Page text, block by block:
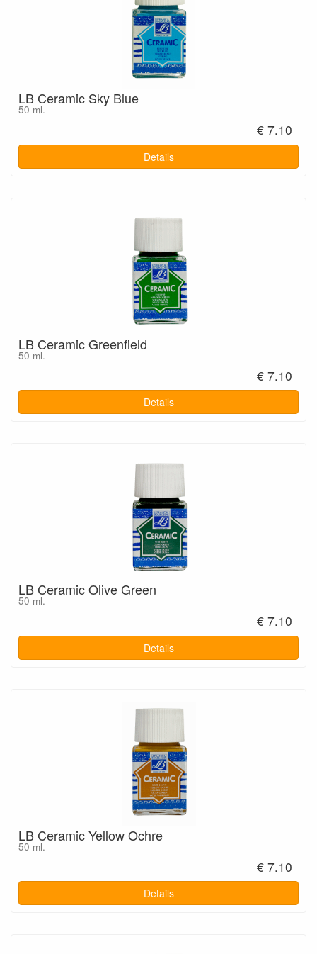
LB Ceramic Sky Blue
50 ml.
€ 7.10
Details
LB Ceramic Greenfield
50 ml.
€ 7.10
Details
LB Ceramic Olive Green
50 ml.
€ 7.10
Details
LB Ceramic Yellow Ochre
50 ml.
€ 7.10
Details